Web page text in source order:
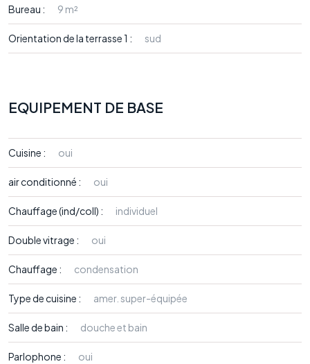
Bureau : 9 m²
Orientation de la terrasse 1 : sud
EQUIPEMENT DE BASE
Cuisine : oui
air conditionné : oui
Chauffage (ind/coll) : individuel
Double vitrage : oui
Chauffage : condensation
Type de cuisine : amer. super-équipée
Salle de bain : douche et bain
Parlophone : oui